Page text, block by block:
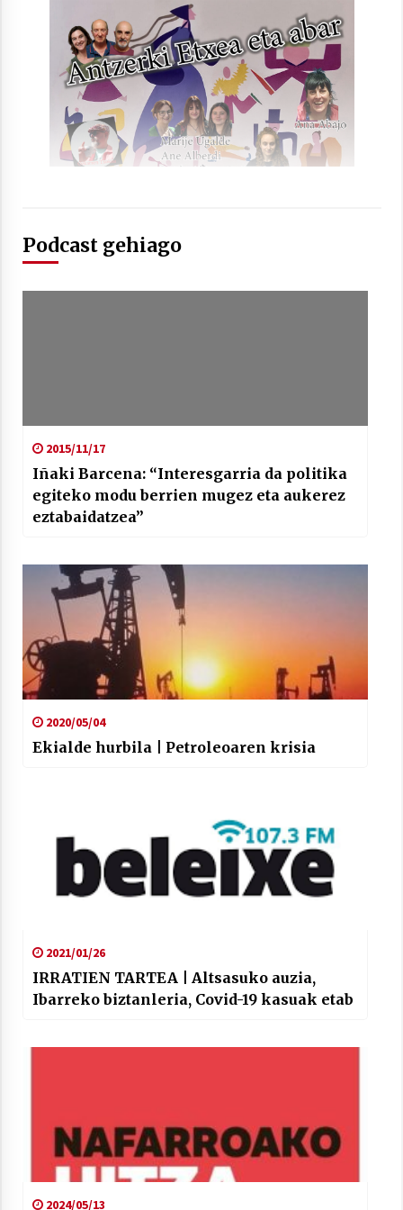
Berria egunkarian elkarrizketa
Arrosaren 20 urteez
2021/07/06
2021/06/30
Podcast gehiago
2015/11/17
Iñaki Barcena: “Interesgarria da politika
egiteko modu berrien mugez eta aukerez
eztabaidatzea”
2020/05/04
Ekialde hurbila | Petroleoaren krisia
2021/01/26
IRRATIEN TARTEA | Altsasuko auzia,
Ibarreko biztanleria, Covid-19 kasuak etab
2024/05/13